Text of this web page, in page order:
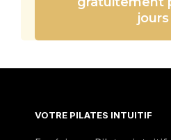
jours
VOTRE PILATES INTUITIF